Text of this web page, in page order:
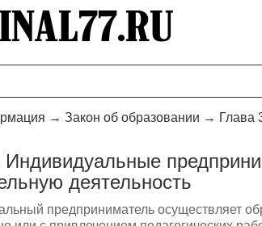
→ Закон об образовании → Глава
Индивидуальные
деятельность
предприниматель осуществляет